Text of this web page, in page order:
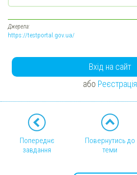
Джерела:
https://testportal.gov.ua/
Вхід на сайт
або Реєстрація
Попереднє
завдання
Повернутись до
теми